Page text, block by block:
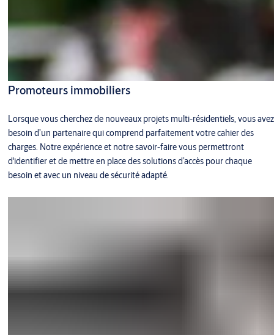
Promoteurs immobiliers
Lorsque vous cherchez de nouveaux projets multi-résidentiels, vous avez
besoin d’un partenaire qui comprend parfaitement votre cahier des
charges. Notre expérience et notre savoir-faire vous permettront
d'identifier et de mettre en place des solutions d’accès pour chaque
besoin et avec un niveau de sécurité adapté.